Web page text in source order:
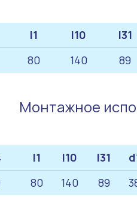
l1 l10 l31
80 140 89
Монтажное
l1 l10 l31
80 140 89